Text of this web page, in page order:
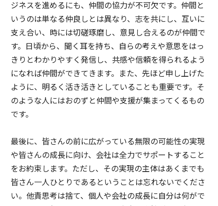
ジネスを進めるにも、仲間の協力が不可欠です。仲間と
いうのは単なる仲良しとは異なり、志を共にし、互いに
支え合い、時には切磋琢磨し、意見し合えるのが仲間で
す。日頃から、聞く耳を持ち、自らの考えや意思をはっ
きりとわかりやすく発信し、共感や信頼を得られるよう
になれば仲間ができてきます。また、先ほど申し上げた
ように、明るく活き活きとしていることも重要です。そ
のような人にはおのずと仲間や支援が集まってくるもの
です。
最後に、皆さんの前に広がっている無限の可能性の実現
や皆さんの成長に向け、会社は全力でサポートすること
をお約束します。ただし、その実現の主体はあくまでも
皆さん一人ひとりであるということは忘れないでくださ
い。他責思考は捨て、個人や会社の成長に自分は何がで